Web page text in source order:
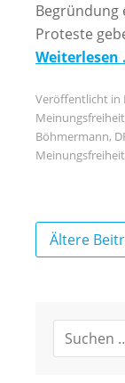
Begründung
Proteste
Weiterlesen
Veröffentlicht in
Meinungsfreiheit
Böhmermann,
Meinungsfreiheit
Ältere